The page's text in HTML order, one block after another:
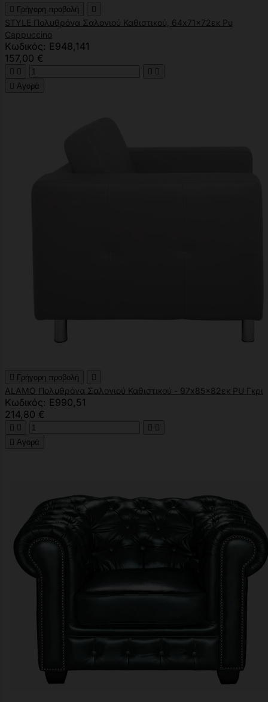
 Γρήγορη προβολή 
STYLE Πολυθρόνα Σαλονιού Καθιστικού, 64x71x72εκ Pu
Cappuccino
Κωδικός: Ε948,141
157,00 €
   
 Αγορά
 Γρήγορη προβολή 
ALAMO Πολυθρόνα Σαλονιού Καθιστικού - 97x85x82εκ PU Γκρι
Κωδικός: Ε990,51
214,80 €
   
 Αγορά